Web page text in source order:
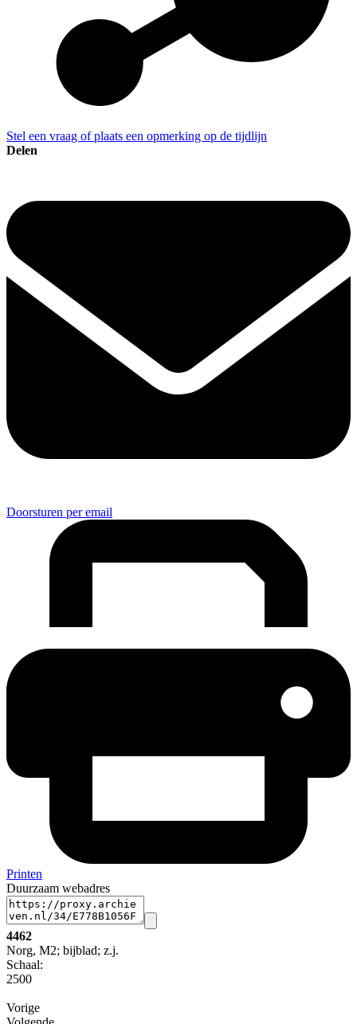
Stel een vraag of plaats een opmerking op de tijdlijn
Delen
Doorsturen per email
Printen
Duurzaam webadres
4462
Norg, M2; bijblad; z.j.
Schaal:
2500
Vorige